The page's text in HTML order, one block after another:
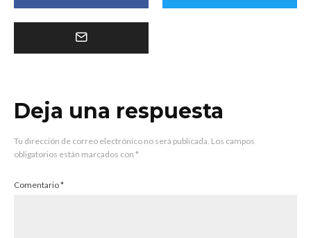
Deja una respuesta
Tu dirección de correo electrónico no será publicada. Los campos
obligatorios están marcados con *
Comentario*